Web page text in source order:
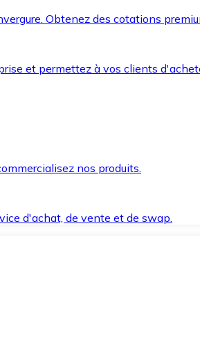
Obtenez des cotations
et permettez à vos clients
nos produits.
d'achat, de vente et de swap.